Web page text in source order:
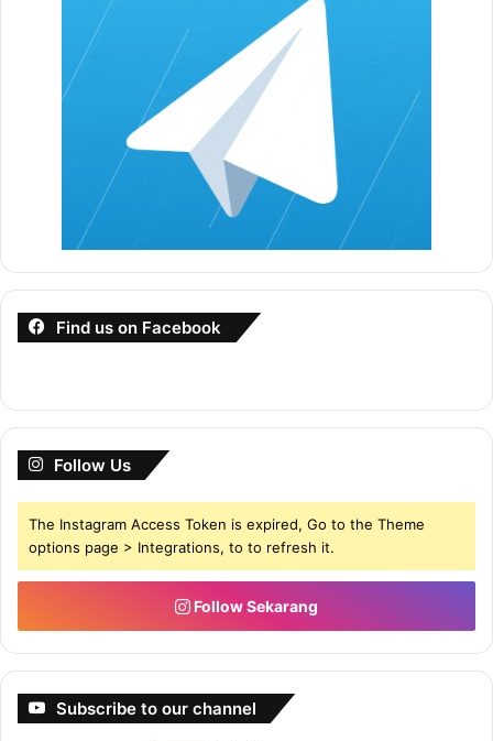
Dengan bersedekah anda dapat memanjangkan umur
Mengubati penyakit
Dengan bersedekah anda dapat mengubati penyakit
kerana dengan bersedekah anda dapat
membersihkan hati dan fikiran
Sebenarnya ramai yang tidak tahu pelbagai manfaat
dengan bersedekah dan seribu satu rahsia berkaitan
bersedekah. Dapatkan “Rahsia Bersedekah” untuk anda
Find us on Facebook
Follow Us
The Instagram Access Token is expired, Go to the Theme
options page > Integrations, to to refresh it.
Follow Sekarang
Subscribe to our channel